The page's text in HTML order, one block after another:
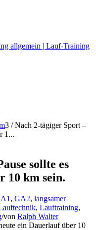
allgemein | Lauf-Training
3 / Nach 2-tägiger Sport –
1...
sollte es
10 km sein.
, GA2, langsamer
, Lauftraining,
/von Ralph Walter
ein Dauerlauf über 10